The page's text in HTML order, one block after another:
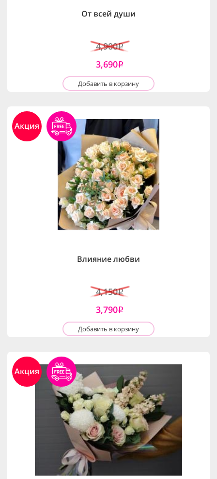
От всей души
4,900i
3,690i
Добавить в корзину
Акция
Влияние любви
4,150i
3,790i
Добавить в корзину
Акция